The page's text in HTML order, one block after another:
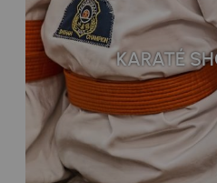
KARATÉ